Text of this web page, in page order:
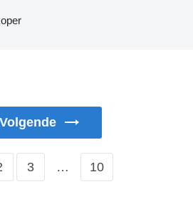
Volgende
3 … 10